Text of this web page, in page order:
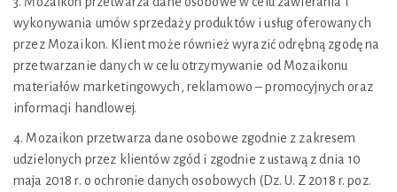
wykonywania umów sprzedaży produktów i usług oferowanych
przez Mozaikon. Klient może również wyrazić odrębną zgodę na
przetwarzanie danych w celu otrzymywanie od Mozaikonu
materiałów marketingowych, reklamowo – promocyjnych oraz
informacji handlowej.
4. Mozaikon przetwarza dane osobowe zgodnie z zakresem
udzielonych przez klientów zgód i zgodnie z ustawą z dnia 10
maja 2018 r. o ochronie danych osobowych (Dz. U. Z 2018 r. poz.